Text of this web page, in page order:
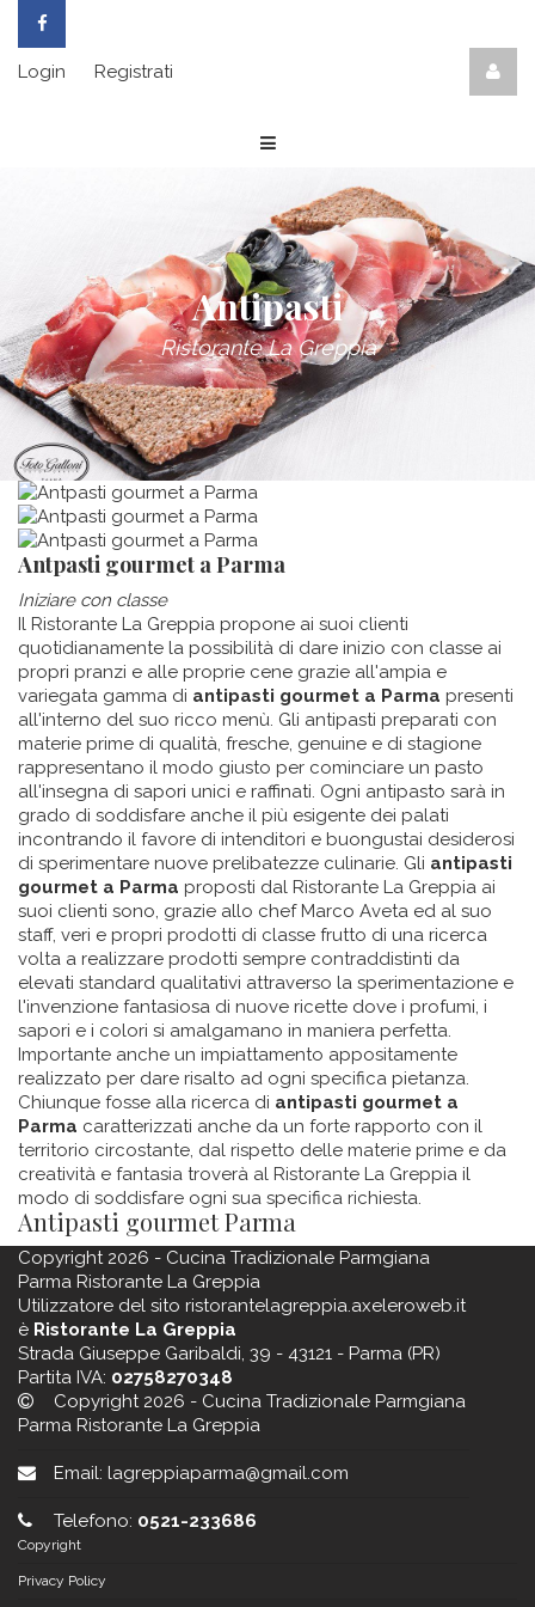
Login Registrati
Antipasti
Ristorante La Greppia
​Antpasti gourmet a Parma
Iniziare con classe
Il Ristorante La Greppia propone ai suoi clienti
quotidianamente la possibilità di dare inizio con classe ai
propri pranzi e alle proprie cene grazie all'ampia e
variegata gamma di antipasti gourmet a Parma presenti
all'interno del suo ricco menù. Gli antipasti preparati con
materie prime di qualità, fresche, genuine e di stagione
rappresentano il modo giusto per cominciare un pasto
all'insegna di sapori unici e raffinati. Ogni antipasto sarà in
grado di soddisfare anche il più esigente dei palati
incontrando il favore di intenditori e buongustai desiderosi
di sperimentare nuove prelibatezze culinarie. Gli antipasti
gourmet a Parma proposti dal Ristorante La Greppia ai
suoi clienti sono, grazie allo chef Marco Aveta ed al suo
staff, veri e propri prodotti di classe frutto di una ricerca
volta a realizzare prodotti sempre contraddistinti da
elevati standard qualitativi attraverso la sperimentazione e
l'invenzione fantasiosa di nuove ricette dove i profumi, i
sapori e i colori si amalgamano in maniera perfetta.
Importante anche un impiattamento appositamente
realizzato per dare risalto ad ogni specifica pietanza.
Chiunque fosse alla ricerca di antipasti gourmet a
Parma caratterizzati anche da un forte rapporto con il
territorio circostante, dal rispetto delle materie prime e da
creatività e fantasia troverà al Ristorante La Greppia il
modo di soddisfare ogni sua specifica richiesta.
Antipasti gourmet Parma
Copyright 2026 - Cucina Tradizionale Parmgiana
Parma Ristorante La Greppia
Utilizzatore del sito ristorantelagreppia.axeleroweb.it
è Ristorante La Greppia
Strada Giuseppe Garibaldi, 39 - 43121 - Parma (PR)
Partita IVA: 02758270348
Copyright 2026 - Cucina Tradizionale Parmgiana
Parma Ristorante La Greppia
Email: lagreppiaparma@gmail.com
Telefono: 0521-233686
Copyright
Privacy Policy